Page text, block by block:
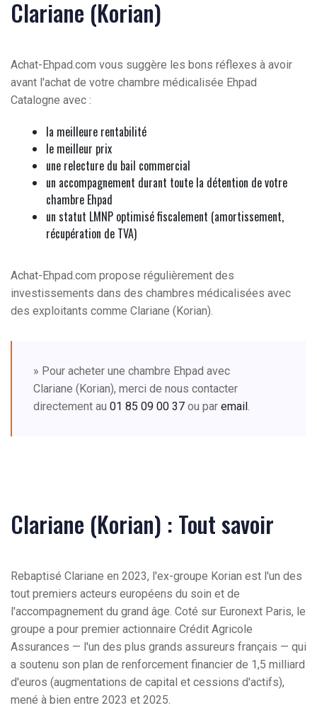
Clariane (Korian)
Achat-Ehpad.com vous suggère les bons réflexes à avoir
avant l'achat de votre chambre médicalisée Ehpad
Catalogne avec :
la meilleure rentabilité
le meilleur prix
une relecture du bail commercial
un accompagnement durant toute la détention de votre
chambre Ehpad
un statut LMNP optimisé fiscalement (amortissement,
récupération de TVA)
Achat-Ehpad.com propose régulièrement des
investissements dans des chambres médicalisées avec
des exploitants comme Clariane (Korian).
» Pour acheter une chambre Ehpad avec
Clariane (Korian), merci de nous contacter
directement au 01 85 09 00 37 ou par email.
Clariane (Korian) : Tout savoir
Rebaptisé Clariane en 2023, l'ex-groupe Korian est l'un des
tout premiers acteurs européens du soin et de
l'accompagnement du grand âge. Coté sur Euronext Paris, le
groupe a pour premier actionnaire Crédit Agricole
Assurances — l'un des plus grands assureurs français — qui
a soutenu son plan de renforcement financier de 1,5 milliard
d'euros (augmentations de capital et cessions d'actifs),
mené à bien entre 2023 et 2025.